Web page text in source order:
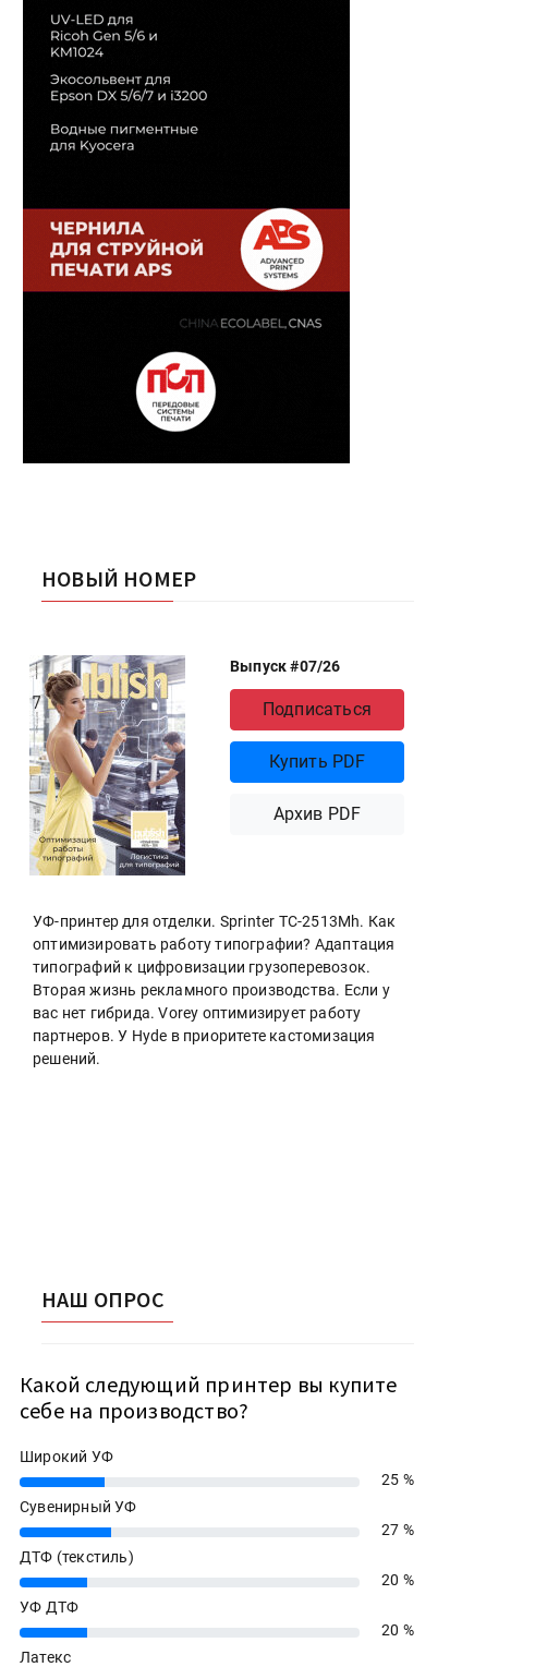
НОВЫЙ НОМЕР
Выпуск #07/26
Подписаться
Купить PDF
Архив PDF
УФ-принтер для отделки. Sprinter ТС-2513Mh. Как
оптимизировать работу типографии? Адаптация
типографий к цифровизации грузоперевозок.
Вторая жизнь рекламного производства. Если у
вас нет гибрида. Vorey оптимизирует работу
партнеров. У Hyde в приоритете кастомизация
решений.
НАШ ОПРОС
Какой следующий принтер вы купите
себе на производство?
Широкий УФ
25%
25 %
Сувенирный УФ
27%
27 %
ДТФ (текстиль)
20%
20 %
УФ ДТФ
20%
20 %
Латекс